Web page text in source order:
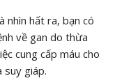
nhìn hất ra, bạn có
về gan do thừa
cung cấp máu cho
suy giáp.